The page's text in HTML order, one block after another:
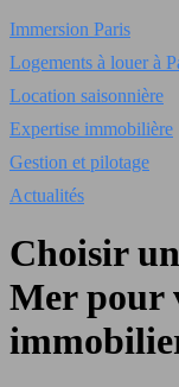
Immersion Paris
Logements à louer à
Location saisonnière
Expertise immobilière
Gestion et pilotage
Actualités
Choisir
Mer pour